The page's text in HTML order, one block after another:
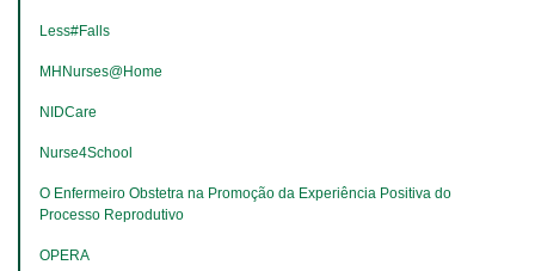
Less#Falls
MHNurses@Home
NIDCare
Nurse4School
O Enfermeiro Obstetra na Promoção da Experiência Positiva do
Processo Reprodutivo
OPERA